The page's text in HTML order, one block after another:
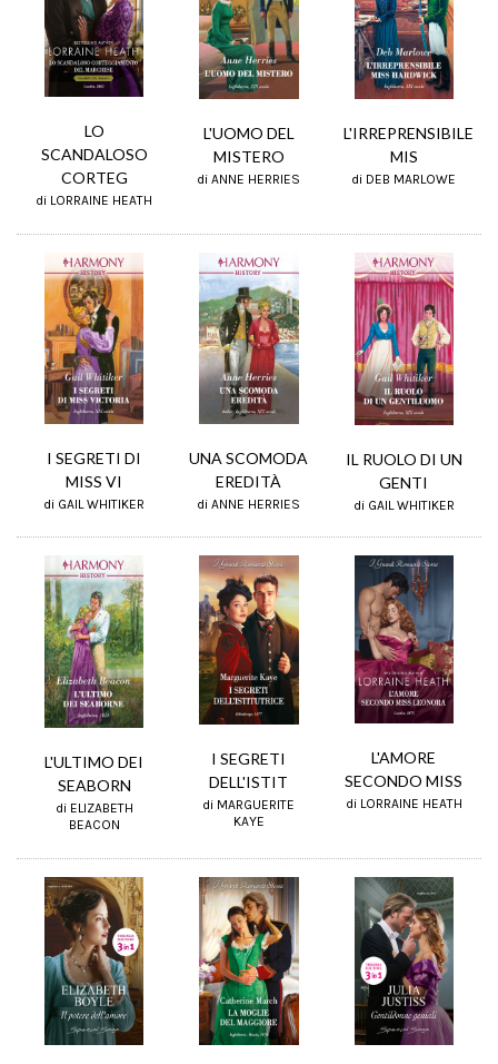
LO
SCANDALOSO
CORTEG
di LORRAINE HEATH
L'UOMO DEL
MISTERO
di ANNE HERRIES
L'IRREPRENSIBILE
MIS
di DEB MARLOWE
I SEGRETI DI
MISS VI
di GAIL WHITIKER
UNA SCOMODA
EREDITÀ
di ANNE HERRIES
IL RUOLO DI UN
GENTI
di GAIL WHITIKER
L'ULTIMO DEI
SEABORN
di ELIZABETH
BEACON
I SEGRETI
DELL'ISTIT
di MARGUERITE
KAYE
L'AMORE
SECONDO MISS
di LORRAINE HEATH